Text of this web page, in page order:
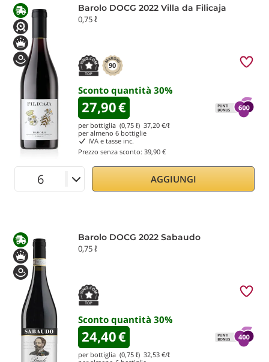
Barolo DOCG 2022 Villa da Filicaja
0,75 ℓ
90
Sconto quantità 30%
27,90€
per bottiglia (0,75 ℓ) 37,20 €/ℓ
per almeno 6 bottiglie
IVA e tasse inc.
Prezzo senza sconto: 39,90 €
AGGIUNGI
Barolo DOCG 2022 Sabaudo
0,75 ℓ
Sconto quantità 30%
24,40€
per bottiglia (0,75 ℓ) 32,53 €/ℓ